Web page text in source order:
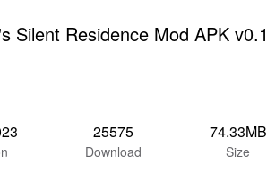
Silent Residence Mod APK v0.1
25575
Download
74.33MB
Size